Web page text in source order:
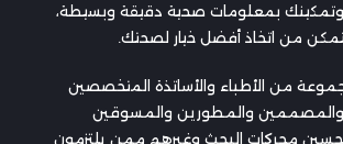
بمعلومات صحية دقيقة وبسيطة،
من اتخاذ أفضل خيار لصحتك.
من الأطباء والأساتذة المتخصصين
والمصممين والمطورين والمسوقين
محركات البحث وغيرهم ممن يلتزمون